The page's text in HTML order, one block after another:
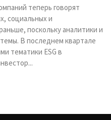
теперь говорят
социальных и
поскольку аналитики и
В последнем квартале
тематики ESG в